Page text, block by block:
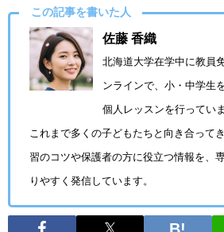
この記事を書いた人
佐藤 香織
北海道大学在学中に教員
ンラインで、小・中学生
個人レッスンを行っていま
これまで多くの子どもたちと向き合って
習のコツや保護者の方に役立つ情報を、
りやすく発信しています。